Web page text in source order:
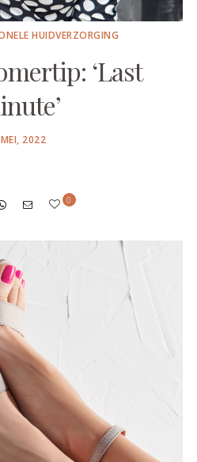
HUIDVERZORGING
‘Last
2022
0